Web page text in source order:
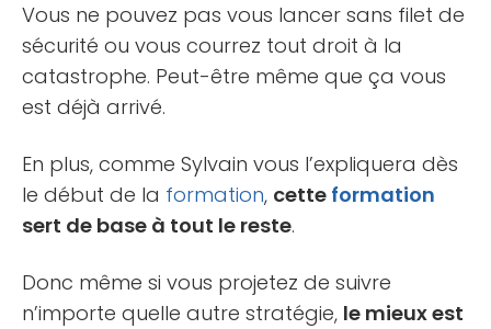
Vous ne pouvez pas vous lancer sans filet de
sécurité ou vous courrez tout droit à la
catastrophe. Peut-être même que ça vous
est déjà arrivé.
En plus, comme Sylvain vous l’expliquera dès
le début de la formation, cette formation
sert de base à tout le reste.
Donc même si vous projetez de suivre
n’importe quelle autre stratégie, le mieux est